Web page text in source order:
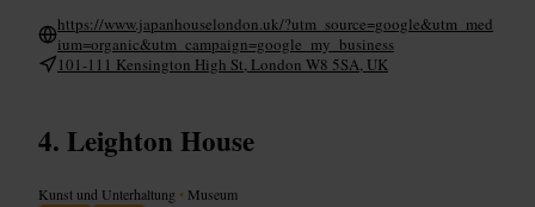
https://www.japanhouselondon.uk/?utm_source=google&utm_med
ium=organic&utm_campaign=google_my_business
101-111 Kensington High St, London W8 5SA, UK
Leighton House
Kunst und Unterhaltung • Museum